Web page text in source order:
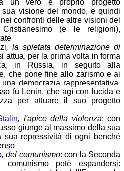
un vero e proprio progetto
sua visione del mondo, e quindi
confronti delle altre visioni del
(e le religioni),
, la spietata determinazione di
attua, per la prima volta in forma
in Russia, in seguito alla
che pone fine allo zarismo e ai
democrazia rappresentativa.
fu Lenin, che agì con lucida e
per attuare il suo progetto
, l'apice della violenza: con
giunge al massimo della sua
sua repressività di ogni benché
, del comunismo: con la Seconda
potè espandersi: